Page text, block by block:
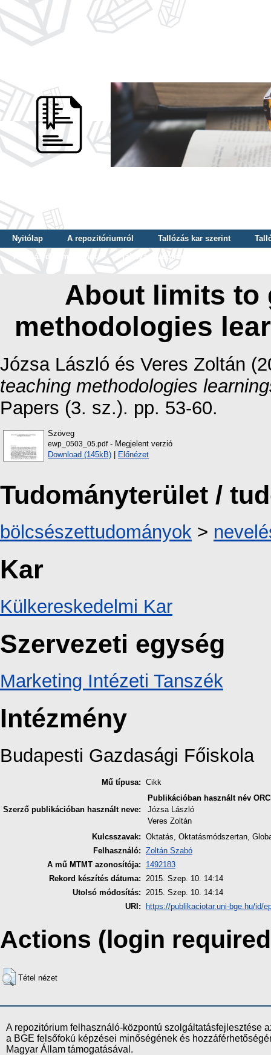
Nyitólap A repozitóriumról Tallózás kar szerint
Tallózás dátum szerint
Tallózás tudományterület szerint
About limits to
methodologies
Józsa László és Veres Zoltán
teaching methodologies
Papers (3. sz.). pp. 53-60.
Szöveg
ewp_0503_05.pdf- Megjelent verzió
Download (145kB) | Előnézet
Tudományterület /
bölcsészettudományok >
Kar
Külkereskedelmi Kar
Szervezeti egység
Marketing Intézeti Tanszék
Intézmény
Budapesti Gazdasági Főiskola
Mű típusa: Cikk
Szerző publikációban használt neve:
Publikációban használt név
Józsa László
Veres Zoltán
Kulcsszavak: Oktatás, Oktatásmódszertan,
Felhasználó: Zoltán Szabó
A mű MTMT azonosítója:
1492183
Rekord készítés dátuma: 2015. Szep. 10. 14:14
Utolsó módosítás: 2015. Szep. 10. 14:14
URI:
https://publikaciotar.uni-bge.hu/id/
Actions (login
Tétel nézet
A repozitórium felhasználó-központú szolgáltatásfejlesztése
a BGE felsőfokú képzései minőségének és
Magyar Állam támogatásával.